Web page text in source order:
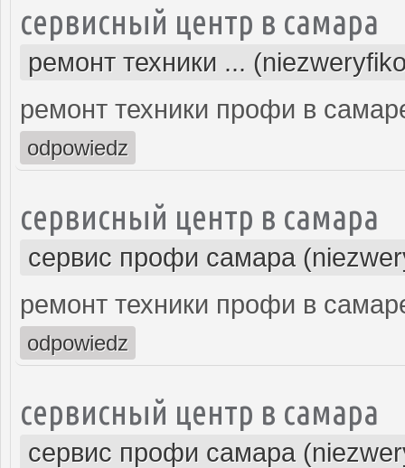
сервисный центр в самара
ремонт техники ...
ремонт техники профи в
odpowiedz
сервисный центр в самара
сервис профи самара
ремонт техники профи в
odpowiedz
сервисный центр в самара
сервис профи самара